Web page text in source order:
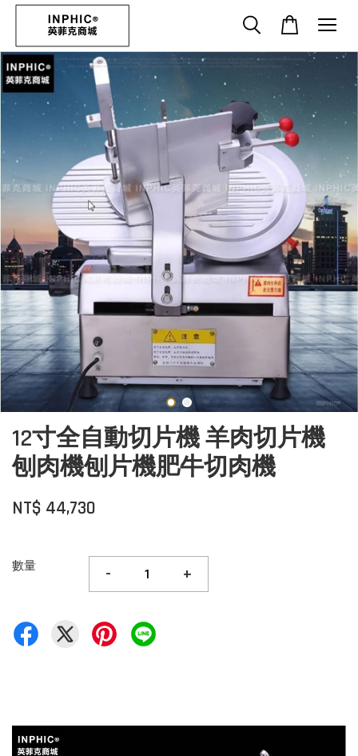
12寸全自動切片機 羊肉切片機
刨肉機刨片機肥牛切肉機
NT$ 44,730
數量 - +